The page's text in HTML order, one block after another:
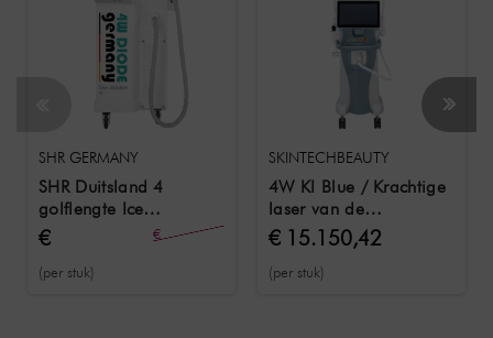
SHR GERMANY
SHR Duitsland 4
golflengte Ice
hoogvermogen laser
€
20.335,12
€
(per stuk)
SKINTECHBEAUTY
4W KI Blue / Krachtige
laser van de
allernieuwste generatie
(2026)
€ 15.150,42
(per stuk)